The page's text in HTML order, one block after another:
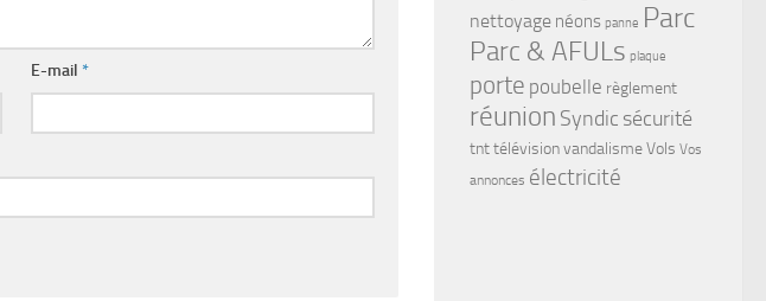
E-mail*
nettoyage néons panne Parc
Parc & AFULs plaque
porte poubelle règlement
réunion Syndic sécurité
tnttélévisionvandalismeVols Vos
annonces électricité